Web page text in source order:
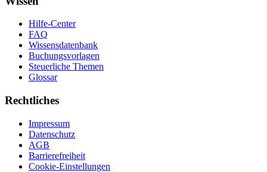
Hilfe-Center
FAQ
Wissensdatenbank
Buchungsvorlagen
Steuerliche Themen
Glossar
Rechtliches
Impressum
Datenschutz
AGB
Barrierefreiheit
Cookie-Einstellungen